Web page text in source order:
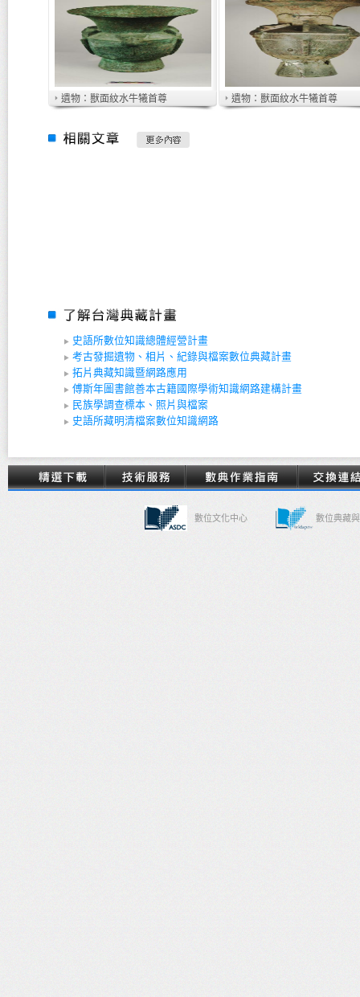
遺物：獸面紋水牛犧首尊 遺物：獸面紋水牛犧首尊
史語所數位知識總體經營計畫
考古發掘遺物、相片、紀錄與檔案數位典藏計畫
拓片典藏知識暨網路應用
傅斯年圖書館善本古籍國際學術知識網路建構計畫
民族學調查標本、照片與檔案
史語所藏明清檔案數位知識網路
數位文化中心 數位典藏